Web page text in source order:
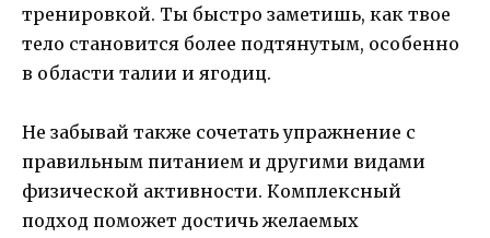
тренировкой. Ты быстро заметишь, как твое
тело становится более подтянутым, особенно
в области талии и ягодиц.
Не забывай также сочетать упражнение с
правильным питанием и другими видами
физической активности. Комплексный
подход поможет достичь желаемых